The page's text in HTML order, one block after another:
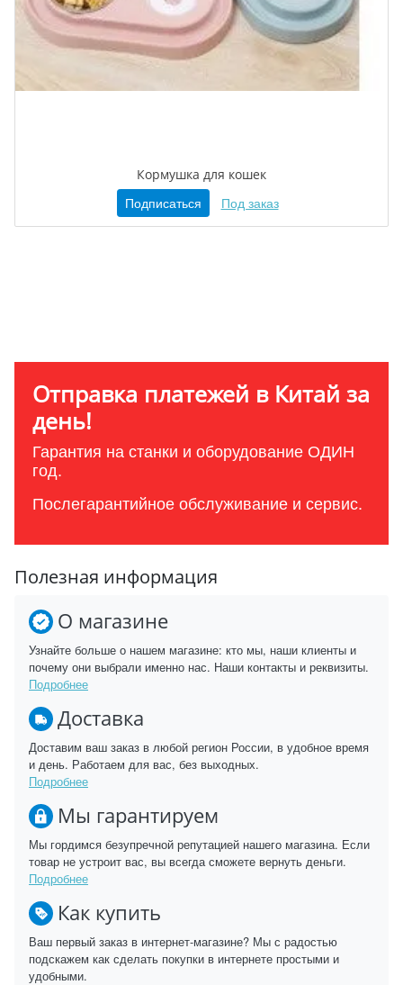
Кормушка для кошек
Подписаться Под заказ
Отправка платежей в Китай за
день!
Гарантия на станки и оборудование ОДИН
год.
Послегарантийное обслуживание и сервис.
Полезная информация
О магазине
Узнайте больше о нашем магазине: кто мы, наши клиенты и
почему они выбрали именно нас. Наши контакты и реквизиты.
Подробнее
Доставка
Доставим ваш заказ в любой регион России, в удобное время
и день. Работаем для вас, без выходных.
Подробнее
Мы гарантируем
Мы гордимся безупречной репутацией нашего магазина. Если
товар не устроит вас, вы всегда сможете вернуть деньги.
Подробнее
Как купить
Ваш первый заказ в интернет-магазине? Мы с радостью
подскажем как сделать покупки в интернете простыми и
удобными.